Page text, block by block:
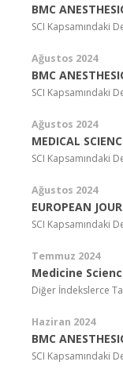
BMC
SCI Kapsamındaki
Ağustos 2024
BMC
SCI Kapsamındaki
Ağustos 2024
MEDICAL
SCI Kapsamındaki
Ağustos 2024
EUROPEAN
SCI Kapsamındaki
Temmuz 2024
Medicine
Diğer İndekslerce
Haziran 2024
BMC
SCI Kapsamındaki